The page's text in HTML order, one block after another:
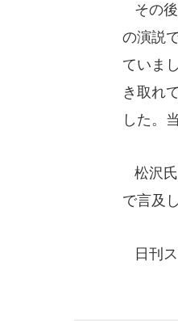
その
の演説
ていま
き取れ
した。
松沢
で言及
日刊ス